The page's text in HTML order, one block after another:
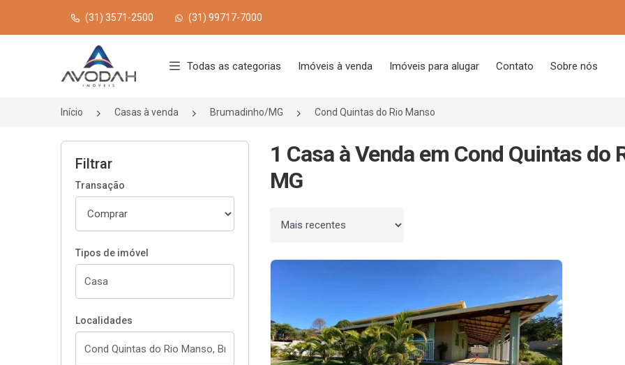
(31) 3571-2500 (31) 99717-7000
Página inicial
Todas as categorias Imóveis à venda Imóveis para alugar Contato Sobre nós
Início Casas à venda Brumadinho/MG Cond Quintas do Rio Manso
Filtrar
Transação
Tipos de imóvel
Localidades
1 Casa à Venda em Cond Quintas do
MG
Ordenar por